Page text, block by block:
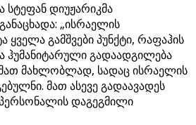
სტეფან დიუჟარიკმა
„ისრაელის
ყველა გამშვები პუნქტი, რაფაჰის
ჰუმანიტარული გადაადგილება
მათ მახლობლად, სადაც ისრაელის
მათ ასევე გადაავადეს
დაგეგმილი